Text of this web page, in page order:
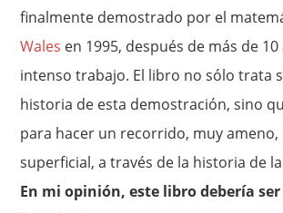
finalmente demostrado por el
Wales en 1995, después de más de
intenso trabajo. El libro no sólo trata
historia de esta demostración, sino
para hacer un recorrido, muy ameno,
superficial, a través de la historia de
En mi opinión, este libro debería